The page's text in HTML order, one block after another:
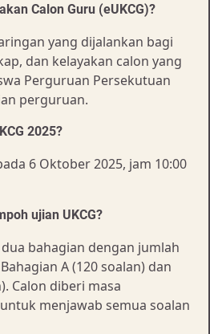
Calon Guru (eUKCG)?
yang dijalankan bagi
dan kelayakan calon yang
Perguruan Persekutuan
perguruan.
2025?
6 Oktober 2025, jam 10:00
ujian UKCG?
bahagian dengan jumlah
A (120 soalan) dan
Calon diberi masa
menjawab semua soalan